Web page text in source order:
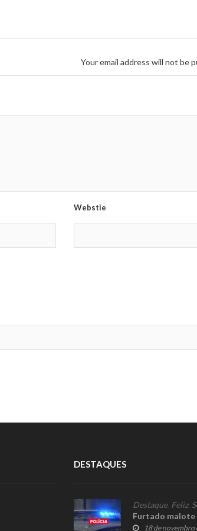
Your email address will not be
Webstie
DESTAQUES
Destaque, Feliz,
Furtado malote
18 de novembro